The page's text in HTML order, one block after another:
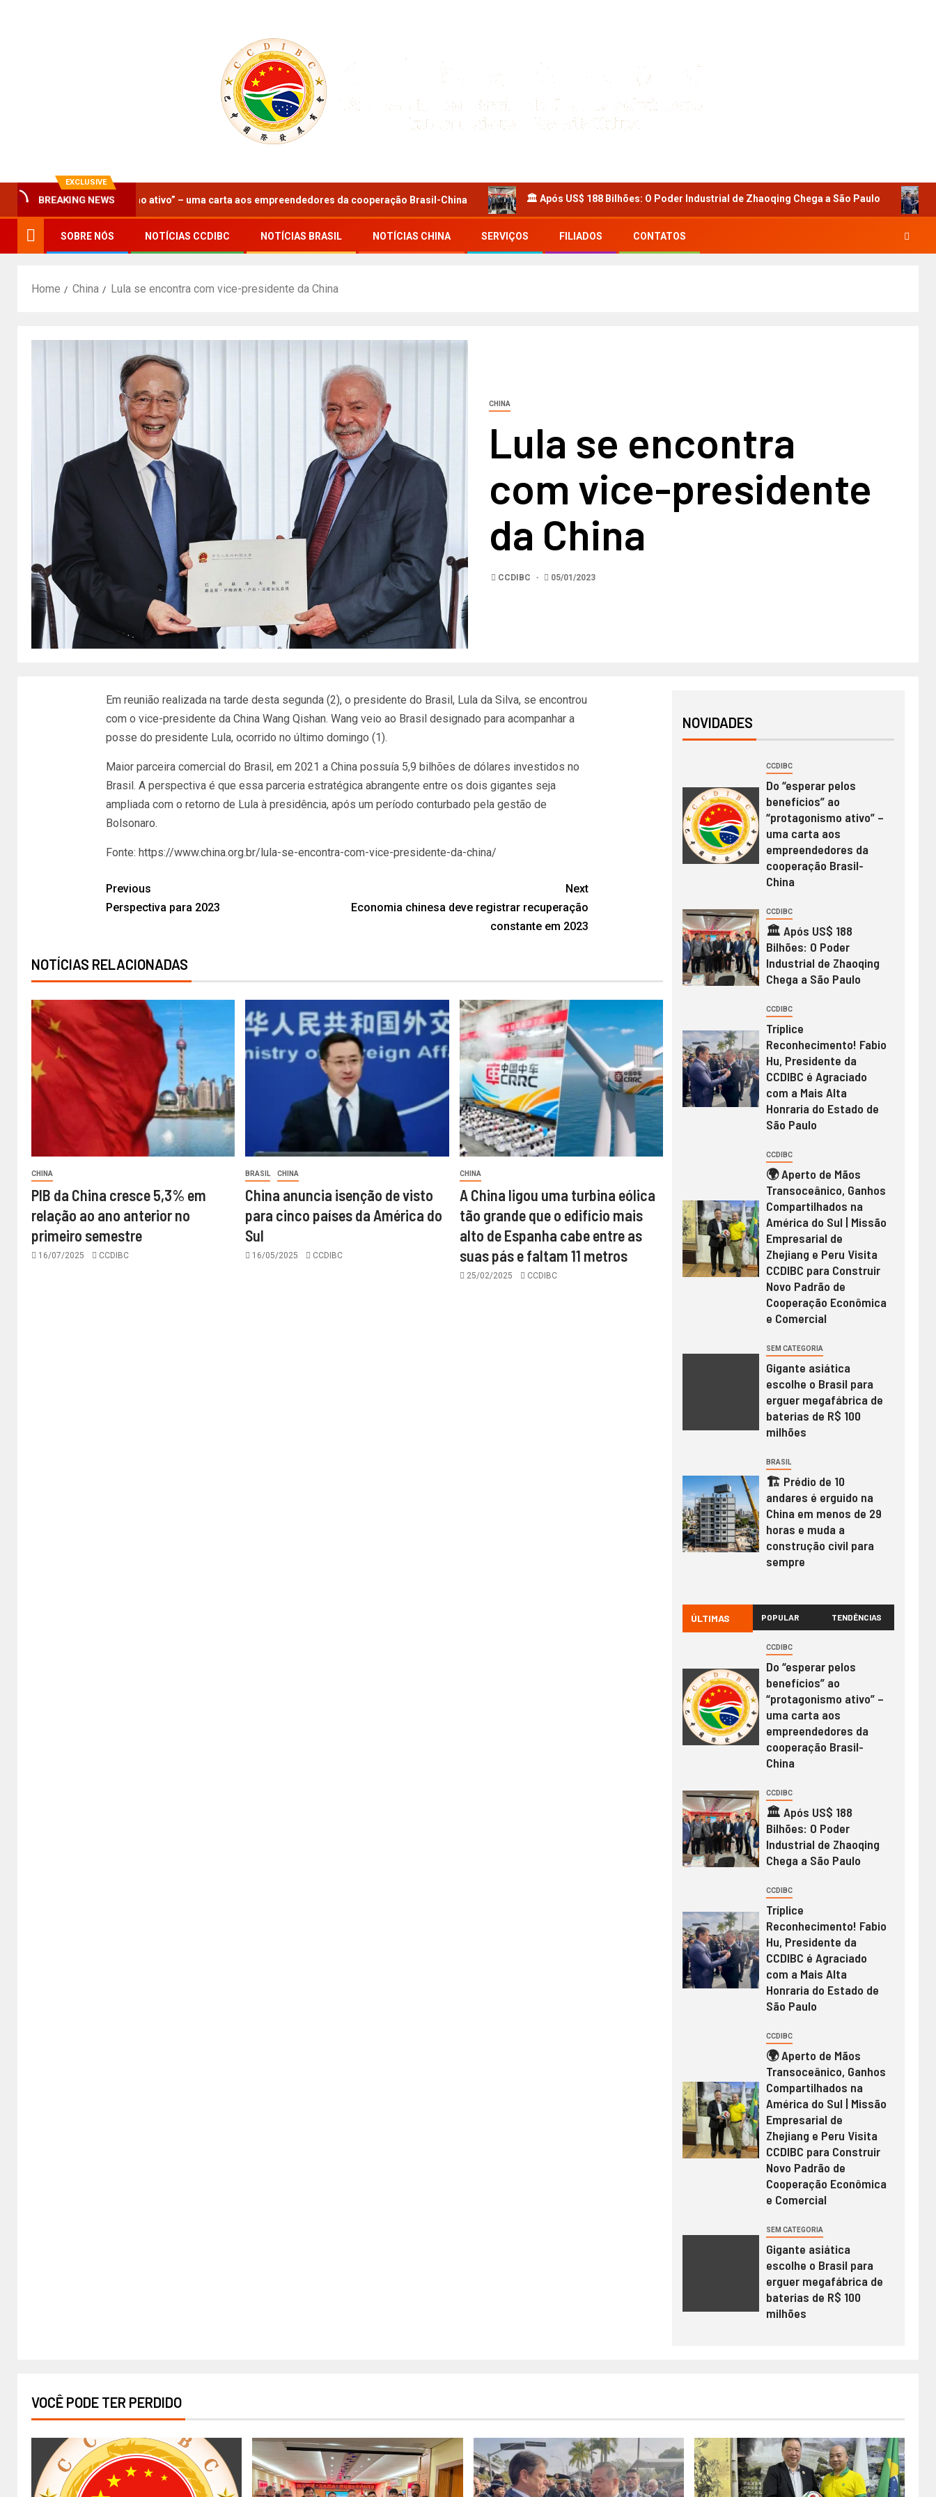
EXCLUSIVE
BREAKING NEWS
“protagonismo ativo” – uma carta aos empreendedores da cooperação Brasil-China 🏛️ Após US$ 188 Bilhões: O Poder Industrial de Zhaoqing Chega a São Paulo Tríplice
SOBRE NÓS NOTÍCIAS CCDIBC NOTÍCIAS BRASIL NOTÍCIAS CHINA SERVIÇOS FILIADOS CONTATOS
Home China Lula se encontra com vice-presidente da China
CHINA
Lula se encontra
com vice-presidente
da China
CCDIBC 05/01/2023
Em reunião realizada na tarde desta segunda (2), o presidente do Brasil, Lula da Silva, se encontrou
com o vice-presidente da China Wang Qishan. Wang veio ao Brasil designado para acompanhar a
posse do presidente Lula, ocorrido no último domingo (1).
Maior parceira comercial do Brasil, em 2021 a China possuía 5,9 bilhões de dólares investidos no
Brasil. A perspectiva é que essa parceria estratégica abrangente entre os dois gigantes seja
ampliada com o retorno de Lula à presidência, após um período conturbado pela gestão de
Bolsonaro.
Fonte: https://www.china.org.br/lula-se-encontra-com-vice-presidente-da-china/
Previous
Perspectiva para 2023
Next
Economia chinesa deve registrar recuperação
constante em 2023
NOTÍCIAS RELACIONADAS
CHINA
PIB da China cresce 5,3% em
relação ao ano anterior no
primeiro semestre
16/07/2025 CCDIBC
BRASIL CHINA
China anuncia isenção de visto
para cinco países da América do
Sul
16/05/2025 CCDIBC
CHINA
A China ligou uma turbina eólica
tão grande que o edifício mais
alto de Espanha cabe entre as
suas pás e faltam 11 metros
25/02/2025 CCDIBC
NOVIDADES
CCDIBC
Do “esperar pelos
benefícios” ao
“protagonismo ativo” –
uma carta aos
empreendedores da
cooperação Brasil-
China
CCDIBC
🏛️ Após US$ 188
Bilhões: O Poder
Industrial de Zhaoqing
Chega a São Paulo
CCDIBC
Tríplice
Reconhecimento! Fabio
Hu, Presidente da
CCDIBC é Agraciado
com a Mais Alta
Honraria do Estado de
São Paulo
CCDIBC
🌍 Aperto de Mãos
Transoceânico, Ganhos
Compartilhados na
América do Sul | Missão
Empresarial de
Zhejiang e Peru Visita
CCDIBC para Construir
Novo Padrão de
Cooperação Econômica
e Comercial
SEM CATEGORIA
Gigante asiática
escolhe o Brasil para
erguer megafábrica de
baterias de R$ 100
milhões
BRASIL
🏗️ Prédio de 10
andares é erguido na
China em menos de 29
horas e muda a
construção civil para
sempre
ÚLTIMAS POPULAR TENDÊNCIAS
CCDIBC
Do “esperar pelos
benefícios” ao
“protagonismo ativo” –
uma carta aos
empreendedores da
cooperação Brasil-
China
CCDIBC
🏛️ Após US$ 188
Bilhões: O Poder
Industrial de Zhaoqing
Chega a São Paulo
CCDIBC
Tríplice
Reconhecimento! Fabio
Hu, Presidente da
CCDIBC é Agraciado
com a Mais Alta
Honraria do Estado de
São Paulo
CCDIBC
🌍 Aperto de Mãos
Transoceânico, Ganhos
Compartilhados na
América do Sul | Missão
Empresarial de
Zhejiang e Peru Visita
CCDIBC para Construir
Novo Padrão de
Cooperação Econômica
e Comercial
SEM CATEGORIA
Gigante asiática
escolhe o Brasil para
erguer megafábrica de
baterias de R$ 100
milhões
VOCÊ PODE TER PERDIDO